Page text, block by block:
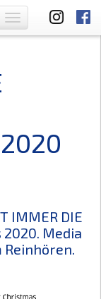
Toggle
navigation
IMMER DIE
2020. Media
Reinhören.